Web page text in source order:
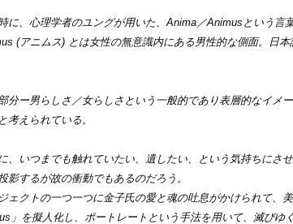
、⼼理学者のユングが用いた、Anima／Animusという言
(アニムス) とは⼥性の無意識内にある男性的な側⾯。日本
ー男らしさ／⼥らしさという⼀般的であり表層的なイメ
考えられている。
いつまでも触れていたい、遺したい、という気持ちにさ
するが故の衝動でもあるのだろう。
クトの⼀つ⼀つに⾦⼦⽒の愛と魂の吐息がかけられて、
」を擬⼈化し、ポートレートという手法を用いて、滅びゆ